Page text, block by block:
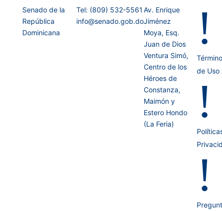
Senado de la
República
Dominicana
Tel: (809) 532-5561
info@senado.gob.do
Av. Enrique
Jiménez
Moya, Esq.
Juan de Dios
Ventura Simó,
Centro de los
Héroes de
Constanza,
Maimón y
Estero Hondo
(La Feria)
!
de Uso
!
!